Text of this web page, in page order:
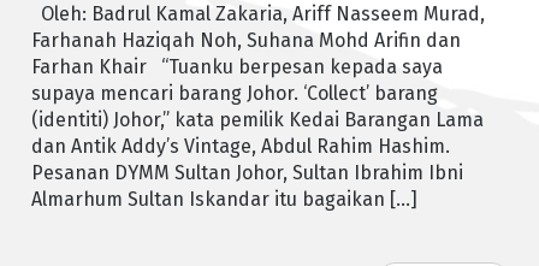
Oleh: Badrul Kamal Zakaria, Ariff Nasseem Murad,
Farhanah Haziqah Noh, Suhana Mohd Arifin dan
Farhan Khair “Tuanku berpesan kepada saya
supaya mencari barang Johor. ‘Collect’ barang
(identiti) Johor,” kata pemilik Kedai Barangan Lama
dan Antik Addy’s Vintage, Abdul Rahim Hashim.
Pesanan DYMM Sultan Johor, Sultan Ibrahim Ibni
Almarhum Sultan Iskandar itu bagaikan […]